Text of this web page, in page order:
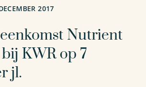
2017
Nutrient
KWR op 7
jl.